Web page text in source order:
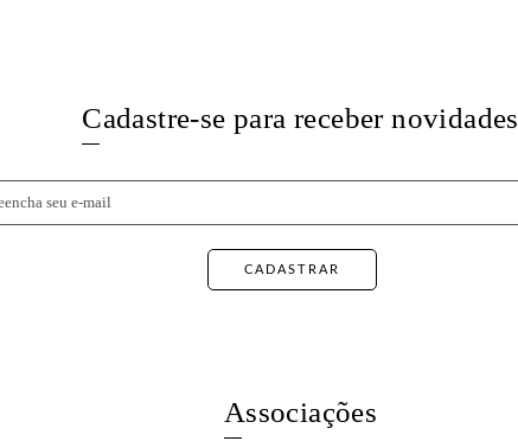
Cadastre-se para receber novidades
CADASTRAR
Associações